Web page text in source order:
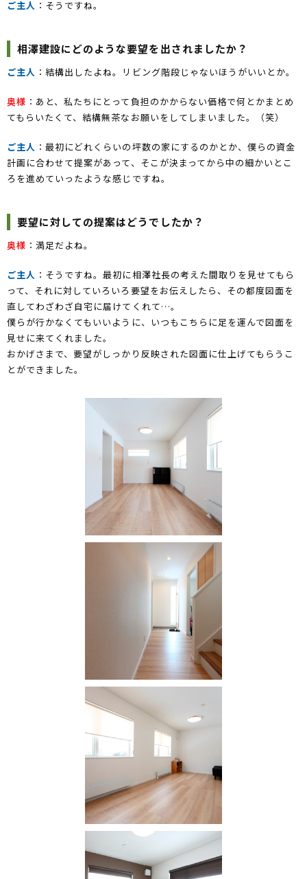
ご主人 ：そうですね。
相澤建設にどのような要望を出されましたか？
ご主人 ：結構出したよね。リビング階段じゃないほうがいいとか。
奥様 ：あと、私たちにとって負担のかからない価格で何とかまとめ
てもらいたくて、結構無茶なお願いをしてしまいました。（笑）
ご主人 ：最初にどれくらいの坪数の家にするのかとか、僕らの資金
計画に合わせて提案があって、そこが決まってから中の細かいとこ
ろを進めていったような感じですね。
要望に対しての提案はどうでしたか？
奥様 ：満足だよね。
ご主人 ：そうですね。最初に相澤社長の考えた間取りを見せてもら
って、それに対していろいろ要望をお伝えしたら、その都度図面を
直してわざわざ自宅に届けてくれて…。
僕らが行かなくてもいいように、いつもこちらに足を運んで図面を
見せに来てくれました。
おかげさまで、要望がしっかり反映された図面に仕上げてもらうこ
とができました。